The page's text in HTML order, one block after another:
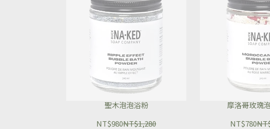
聖木泡泡浴粉
NT$980NT$1,280
摩洛哥玫瑰
NT$780